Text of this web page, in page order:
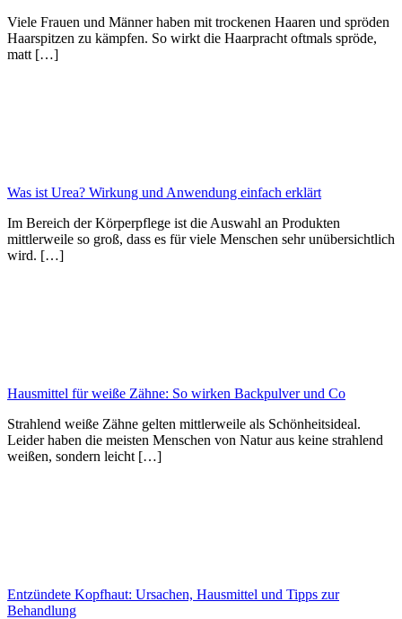
Viele Frauen und Männer haben mit trockenen Haaren und spröden
Haarspitzen zu kämpfen. So wirkt die Haarpracht oftmals spröde,
matt […]
Was ist Urea? Wirkung und Anwendung einfach erklärt
Im Bereich der Körperpflege ist die Auswahl an Produkten
mittlerweile so groß, dass es für viele Menschen sehr unübersichtlich
wird. […]
Hausmittel für weiße Zähne: So wirken Backpulver und Co
Strahlend weiße Zähne gelten mittlerweile als Schönheitsideal.
Leider haben die meisten Menschen von Natur aus keine strahlend
weißen, sondern leicht […]
Entzündete Kopfhaut: Ursachen, Hausmittel und Tipps zur
Behandlung